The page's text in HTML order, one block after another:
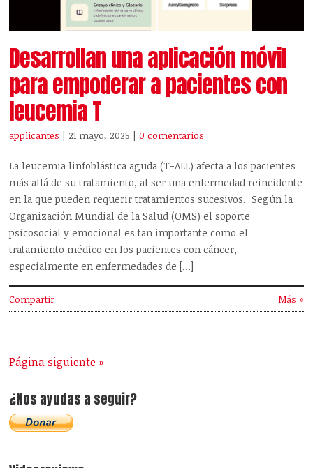
Desarrollan una aplicación móvil
para empoderar a pacientes con
leucemia T
applicantes | 21 mayo, 2025 |0 comentarios
La leucemia linfoblástica aguda (T-ALL) afecta a los pacientes
más allá de su tratamiento, al ser una enfermedad reincidente
en la que pueden requerir tratamientos sucesivos. Según la
Organización Mundial de la Salud (OMS) el soporte
psicosocial y emocional es tan importante como el
tratamiento médico en los pacientes con cáncer,
especialmente en enfermedades de […]
Compartir Más »
Página siguiente »
¿Nos ayudas a seguir?